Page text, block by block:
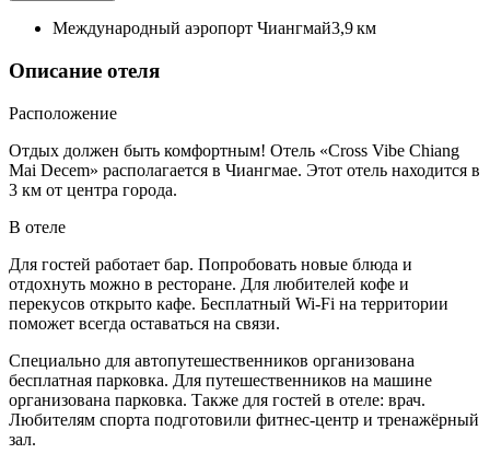
Международный аэропорт Чиангмай3,9 км
Описание отеля
Расположение
Отдых должен быть комфортным! Отель «Cross Vibe Chiang
Mai Decem» располагается в Чиангмае. Этот отель находится в
3 км от центра города.
В отеле
Для гостей работает бар. Попробовать новые блюда и
отдохнуть можно в ресторане. Для любителей кофе и
перекусов открыто кафе. Бесплатный Wi-Fi на территории
поможет всегда оставаться на связи.
Специально для автопутешественников организована
бесплатная парковка. Для путешественников на машине
организована парковка. Также для гостей в отеле: врач.
Любителям спорта подготовили фитнес-центр и тренажёрный
зал.